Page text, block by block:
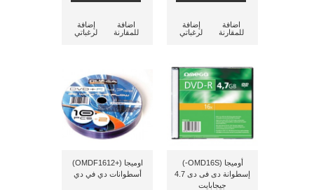
إضافة
لرغباتي
اضافة
للمقارنة
إضافة
لرغباتي
اضافة
للمقارنة
أوميجا (OMD16S-)
إسطوانة دى فى دى 4.7
جيجابايت
اوميجا (+OMDF1612)
أسطوانات دي في دي